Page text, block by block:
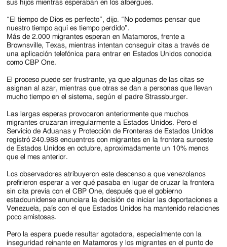
sus hijos mientras esperaban en los albergues.
“El tiempo de Dios es perfecto”, dijo. “No podemos pensar que
nuestro tiempo aquí es tiempo perdido”.
Más de 2.000 migrantes esperan en Matamoros, frente a
Brownsville, Texas, mientras intentan conseguir citas a través de
una aplicación telefónica para entrar en Estados Unidos conocida
como CBP One.
El proceso puede ser frustrante, ya que algunas de las citas se
asignan al azar, mientras que otras se dan a personas que llevan
mucho tiempo en el sistema, según el padre Strassburger.
Las largas esperas provocaron anteriormente que muchos
migrantes cruzaran irregularmente a Estados Unidos. Pero el
Servicio de Aduanas y Protección de Fronteras de Estados Unidos
registró 240.988 encuentros con migrantes en la frontera suroeste
de Estados Unidos en octubre, aproximadamente un 10% menos
que el mes anterior.
Los observadores atribuyeron este descenso a que venezolanos
prefirieron esperar a ver qué pasaba en lugar de cruzar la frontera
sin cita previa con el CBP One, después que el gobierno
estadounidense anunciara la decisión de iniciar las deportaciones a
Venezuela, país con el que Estados Unidos ha mantenido relaciones
poco amistosas.
Pero la espera puede resultar agotadora, especialmente con la
inseguridad reinante en Matamoros y los migrantes en el punto de